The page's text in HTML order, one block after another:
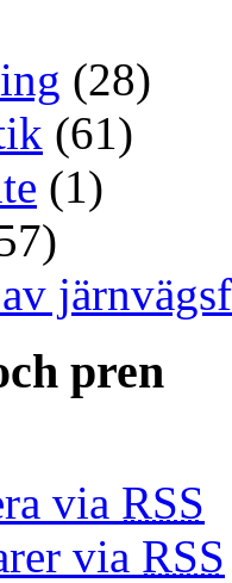
(28)
(61)
(1)
pren
via RSS
via RSS